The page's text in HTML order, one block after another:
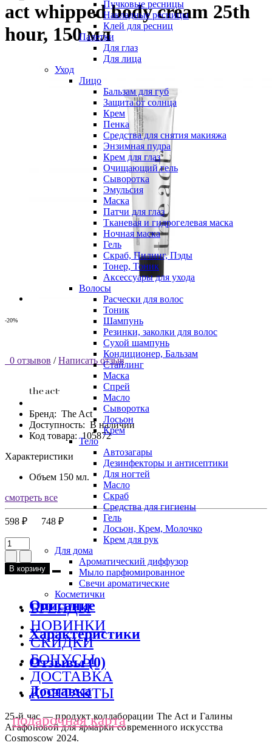
Пучковые ресницы
Накладные ресницы
Клей для ресниц
Палетки
Для глаз
Для лица
Уход
Лицо
Бальзам для губ
Защита от солнца
Крем
Пенка
Средства для снятия макияжа
Энзимная пудра
Крем для глаз
Очищающий гель
Сыворотка
Эмульсия
Маска
Патчи для глаз
Тканевая и гидрогелевая маска
Ночная маска
Гель
Скраб, Пилинг, Пэды
Тонер, Тоник
Аксессуары для ухода
Волосы
Расчески для волос
Тоник
Шампунь
Резинки, заколки для волос
Сухой шампунь
Кондиционер, Бальзам
Стайлинг
Маска
Спрей
Масло
Сыворотка
Лосьон
Крем
Тело
Автозагары
Дезинфекторы и антисептики
Для ногтей
Масло
Скраб
Средства для гигиены
Гель
Лосьон, Крем, Молочко
Крем для рук
Для дома
Ароматический диффузор
Мыло парфюмированное
Свечи ароматические
Косметички
БРЕНДЫ
НОВИНКИ
СКИДКИ
БОНУСЫ
ДОСТАВКА
КОНТАКТЫ
подарочная карта
act whipped body cream 25th
hour, 150 мл
-20%
0 отзывов / Написать отзыв
Бренд: The Act
Доступность: В наличии
Код товара: 105872
Характеристики
Объем 150 мл.
смотреть все
598 ₽ 748 ₽
В корзину
Описание
Характеристики
Отзывы (0)
Доставка
25-й час — продукт коллаборации The Act и Галины
Агафоновой для ярмарки современного искусства
Cosmoscow 2024.